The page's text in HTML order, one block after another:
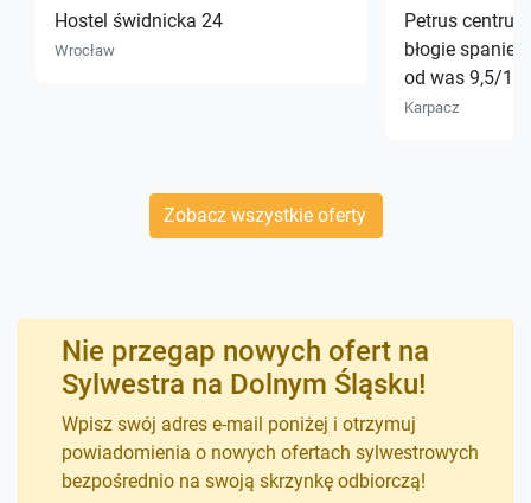
Hostel świdnicka 24
Wrocław
Petrus
błogie
od was 9,5/10
Karpacz
Zobacz wszystkie oferty
Nie przegap nowych ofert na
Sylwestra na Dolnym Śląsku!
Wpisz swój adres e-mail poniżej i otrzymuj
powiadomienia o nowych ofertach sylwestrowych
bezpośrednio na swoją skrzynkę odbiorczą!